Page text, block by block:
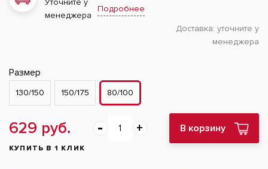
Уточните у
менеджера
Подробнее
Доставка: уточните у
менеджера
Размер
130/150 150/175 80/100
629 руб. В корзину
КУПИТЬ В 1 КЛИК